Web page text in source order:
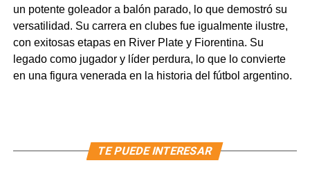
un potente goleador a balón parado, lo que demostró su
versatilidad. Su carrera en clubes fue igualmente ilustre,
con exitosas etapas en River Plate y Fiorentina. Su
legado como jugador y líder perdura, lo que lo convierte
en una figura venerada en la historia del fútbol argentino.
TE PUEDE INTERESAR